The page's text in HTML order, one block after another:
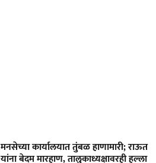
मनसेच्या कार्यालयात तुंबळ हाणामारी; राऊत
यांना बेदम मारहाण, तालुकाध्यक्षावरही हल्ला